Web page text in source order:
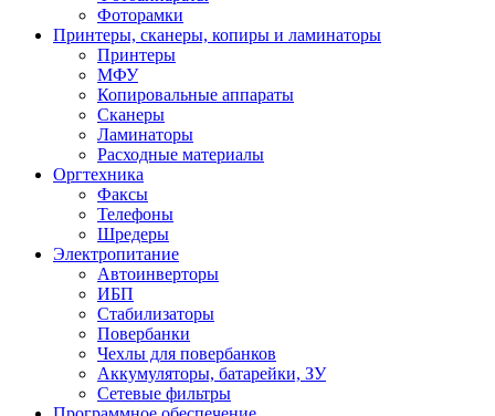
Фоторамки
Принтеры, сканеры, копиры и ламинаторы
Принтеры
МФУ
Копировальные аппараты
Сканеры
Ламинаторы
Расходные материалы
Оргтехника
Факсы
Телефоны
Шредеры
Электропитание
Автоинверторы
ИБП
Стабилизаторы
Повербанки
Чехлы для повербанков
Аккумуляторы, батарейки, ЗУ
Сетевые фильтры